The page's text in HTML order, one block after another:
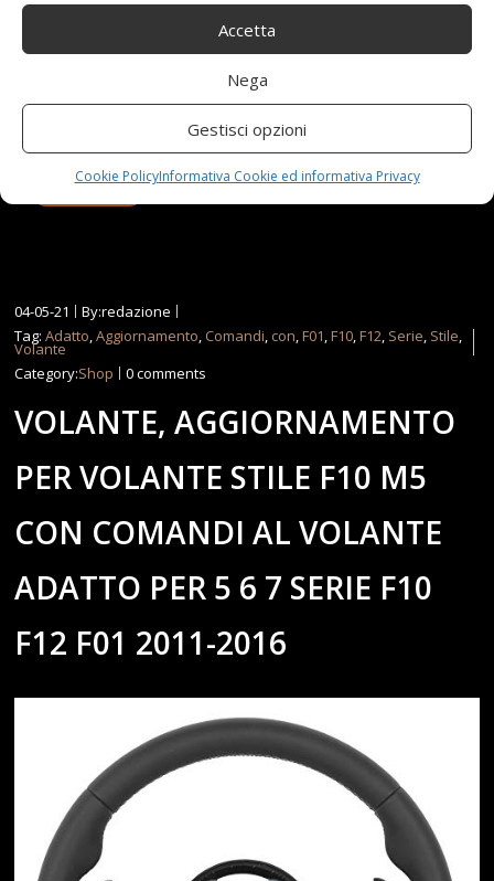
Accetta
Nega
Gestisci opzioni
Cookie PolicyInformativa Cookie ed informativa Privacy
da danni durante il trasporto.Sostituire direttamente il
volante originale, posizione del foro precisa, adattarsi a
tutti gli accessori dell'auto originale. Prezzo:
[price_with_discount](alla data del [price_update_date] -
04-05-21
By:redazione
Tag:Adatto,Aggiornamento, Comandi, con,F01,F10,F12, Serie, Stile,
Volante
Category:Shop 0 comments
VOLANTE, AGGIORNAMENTO
PER VOLANTE STILE F10 M5
CON COMANDI AL VOLANTE
ADATTO PER 5 6 7 SERIE F10
F12 F01 2011-2016